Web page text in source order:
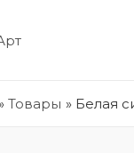
Товары Белая